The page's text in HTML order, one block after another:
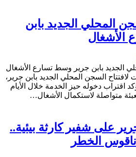
المحلي الجديد بابن
الأشغال
الجديد بابن جرير وسط تسارع الأشغال
لافتتاح السجن المحلي الجديد بابن جرير،
اقتراب دخوله حيز الخدمة خلال الأيام
متواصلة لاستكمال الأشغال…
على شفير كارثة بيئية..
الخطر